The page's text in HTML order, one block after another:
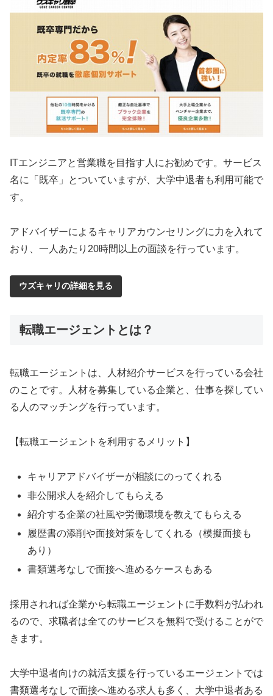
ITエンジニアと営業職を目指す人にお勧めです。サービス
名に「既卒」とついていますが、大学中退者も利用可能で
す。
アドバイザーによるキャリアカウンセリングに力を入れて
おり、一人あたり20時間以上の面談を行っています。
ウズキャリの詳細を見る
転職エージェントとは？
転職エージェントは、人材紹介サービスを行っている会社
のことです。人材を募集している企業と、仕事を探してい
る人のマッチングを行っています。
【転職エージェントを利用するメリット】
キャリアアドバイザーが相談にのってくれる
非公開求人を紹介してもらえる
紹介する企業の社風や労働環境を教えてもらえる
履歴書の添削や面接対策をしてくれる（模擬面接も
あり）
書類選考なしで面接へ進めるケースもある
採用されれば企業から転職エージェントに手数料が払われ
るので、求職者は全てのサービスを無料で受けることがで
きます。
大学中退者向けの就活支援を行っているエージェントでは
書類選考なしで面接へ進める求人も多く、大学中退者ある